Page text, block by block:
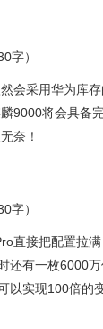
字）
会采用华为库
9000将会具备
奈！
字）
直接把配置拉
还有一枚6000
以实现100倍的